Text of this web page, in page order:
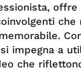
impegna a
che